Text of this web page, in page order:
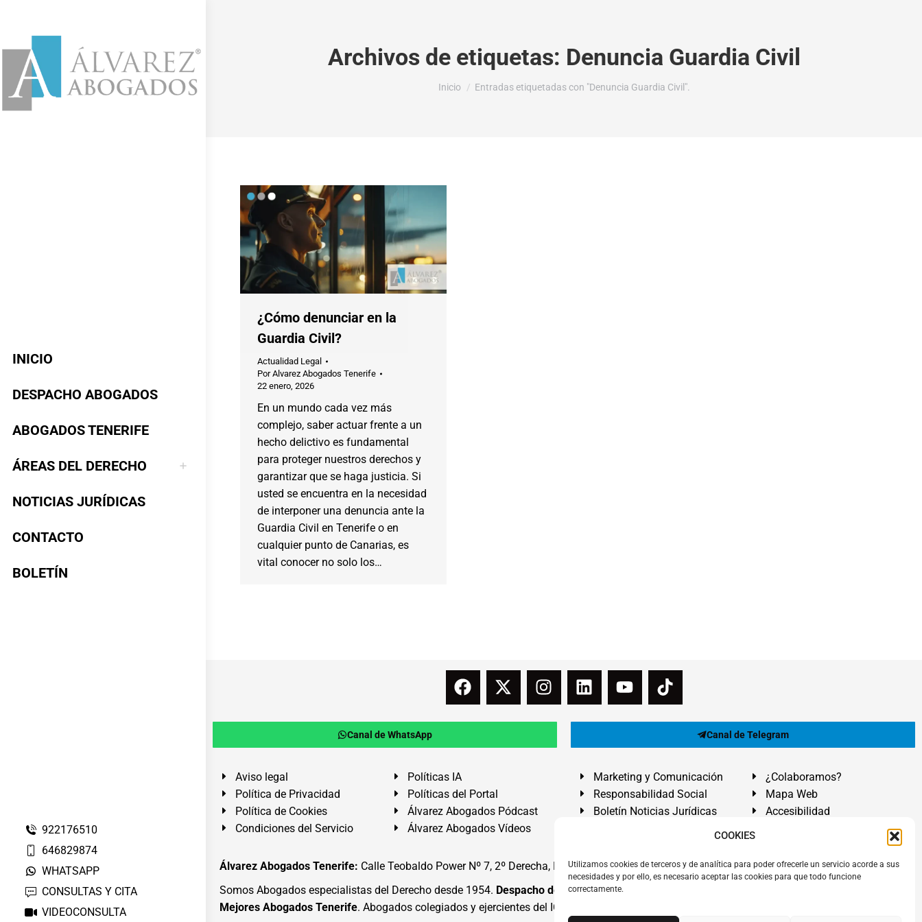
COOKIES
Utilizamos cookies de terceros y de analítica para poder ofrecerle un servicio acorde a sus
necesidades y por ello, es necesario aceptar las cookies para que todo funcione
correctamente.
INICIO
DESPACHO ABOGADOS
ABOGADOS TENERIFE
ÁREAS DEL DERECHO
NOTICIAS JURÍDICAS
CONTACTO
BOLETÍN
922176510
646829874
WHATSAPP
CONSULTAS Y CITA
VIDEOCONSULTA
Archivos de etiquetas: Denuncia Guardia Civil
Estás aquí:
Inicio Entradas etiquetadas con "Denuncia Guardia Civil".
¿Cómo denunciar en la
Guardia Civil?
Actualidad Legal
PorAlvarez Abogados Tenerife
22 enero, 2026
En un mundo cada vez más
complejo, saber actuar frente a un
hecho delictivo es fundamental
para proteger nuestros derechos y
garantizar que se haga justicia. Si
usted se encuentra en la necesidad
de interponer una denuncia ante la
Guardia Civil en Tenerife o en
cualquier punto de Canarias, es
vital conocer no solo los…
Canal de WhatsApp Canal de Telegram
Aviso legal
Política de Privacidad
Política de Cookies
Condiciones del Servicio
Políticas IA
Políticas del Portal
Álvarez Abogados Pódcast
Álvarez Abogados Vídeos
Marketing y Comunicación
Responsabilidad Social
Boletín Noticias Jurídicas
¿Colaboramos?
Mapa Web
Accesibilidad
Álvarez Abogados Tenerife: Calle Teobaldo Power Nº 7, 2º Derecha, El Médano, Granadilla de Abona, Santa Cruz de Tenerife. Islas Canarias.
Somos Abogados especialistas del Derecho desde 1954. Despacho de Abogados El Médano
Mejores Abogados Tenerife. Abogados colegiados y ejercientes del ICATF.